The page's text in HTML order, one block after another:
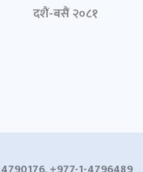
दशैं-बसैं २०८१